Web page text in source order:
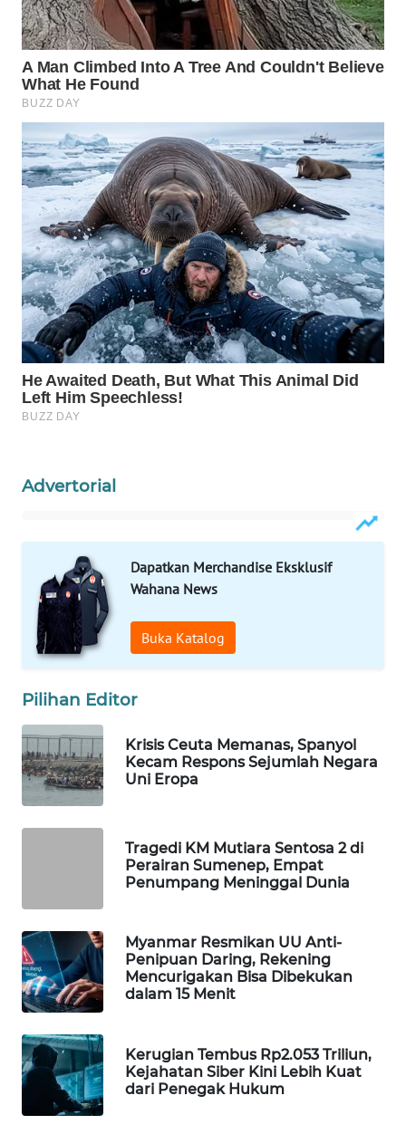
Advertorial
Dapatkan Merchandise Eksklusif
Wahana News
Buka Katalog
Pilihan Editor
Krisis Ceuta Memanas, Spanyol
Kecam Respons Sejumlah Negara
Uni Eropa
Tragedi KM Mutiara Sentosa 2 di
Perairan Sumenep, Empat
Penumpang Meninggal Dunia
Myanmar Resmikan UU Anti-
Penipuan Daring, Rekening
Mencurigakan Bisa Dibekukan
dalam 15 Menit
Kerugian Tembus Rp2.053 Triliun,
Kejahatan Siber Kini Lebih Kuat
dari Penegak Hukum
WN
PRIANGAN
TIMUR
WN
WN
SOLO
WN
BOROBUDUR
WN
MADURA
WN
SURABAYA
WN
MANDALIKA
WN
LIKUPANG
WN
WN
BORNEO
Wahana
WAHANA
NEWS
WAHANA
TANI
WAHANA
ADVOKAT
WAHANA